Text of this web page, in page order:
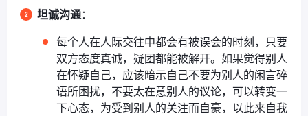
坦诚沟通：
每个人在人际交往中都会有被误会的时刻，只要
双方态度真诚，疑团都能被解开。如果觉得别人
在怀疑自己，应该暗示自己不要为别人的闲言碎
语所困扰，不要太在意别人的议论，可以转变一
下心态，为受到别人的关注而自豪，以此来自我